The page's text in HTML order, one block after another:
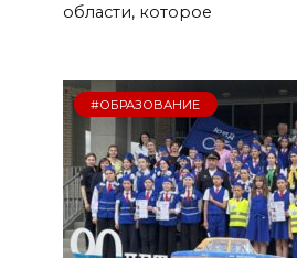
области, которое
#ОБРАЗОВАНИЕ